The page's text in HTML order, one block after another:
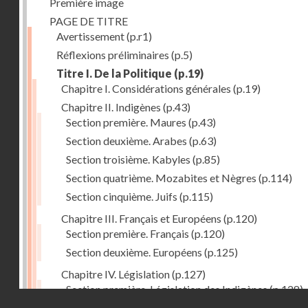
PAGE DE TITRE
Avertissement(p.r1)
Réflexions préliminaires (p.5)
Titre I. De la Politique (p.19)
Chapitre I. Considérations générales (p.19)
Chapitre II. Indigènes (p.43)
Section première. Maures (p.43)
Section deuxième. Arabes (p.63)
Section troisième. Kabyles (p.85)
Section quatrième. Mozabites et Nègres (p.114)
Section cinquième. Juifs (p.115)
Chapitre III. Français et Européens (p.120)
Section première. Français (p.120)
Section deuxième. Européens (p.125)
Chapitre IV. Législation(p.127)
Section première. Législation des Indigènes(p.128)